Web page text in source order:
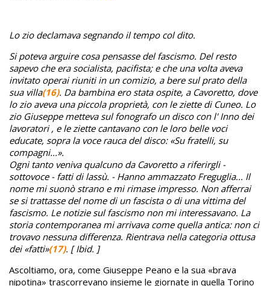
Lo zio declamava segnando il tempo col dito.
Si poteva arguire cosa pensasse del fascismo. Del resto
sapevo che era socialista, pacifista; e che una volta aveva
invitato operai riuniti in un comizio, a bere sul prato della
sua villa(16). Da bambina ero stata ospite, a Cavoretto, dove
lo zio aveva una piccola proprietà, con le ziette di Cuneo. Lo
zio Giuseppe metteva sul fonografo un disco con l' Inno dei
lavoratori , e le ziette cantavano con le loro belle voci
educate, sopra la voce rauca del disco: «Su fratelli, su
compagni...».
Ogni tanto veniva qualcuno da Cavoretto a riferirgli -
sottovoce - fatti di lassù. - Hanno ammazzato Freguglia... Il
nome mi suonò strano e mi rimase impresso. Non afferrai
se si trattasse del nome di un fascista o di una vittima del
fascismo. Le notizie sul fascismo non mi interessavano. La
storia contemporanea mi arrivava come quella antica: non ci
trovavo nessuna differenza. Rientrava nella categoria ottusa
dei «fatti»(17). [ Ibid. ]
Ascoltiamo, ora, come Giuseppe Peano e la sua «brava
nipotina» trascorrevano insieme le giornate in quella Torino